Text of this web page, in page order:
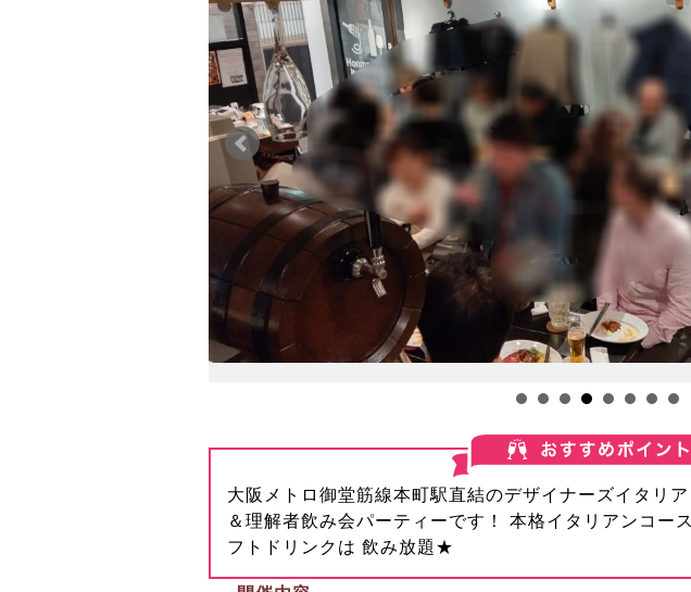
大阪メトロ御堂筋線本町駅直結のデザイナーズイタリ
＆理解者飲み会パーティーです！ 本格イタリアンコー
フトドリンクは 飲み放題★